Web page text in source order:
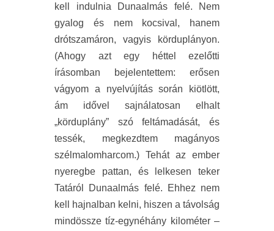
kell indulnia Dunaalmás felé. Nem
gyalog és nem kocsival, hanem
drótszamáron, vagyis körduplányon.
(Ahogy azt egy héttel ezelőtti
írásomban bejelentettem: erősen
vágyom a nyelvújítás során kiötlött,
ám idővel sajnálatosan elhalt
„körduplány” szó feltámadását, és
tessék, megkezdtem magányos
szélmalomharcom.) Tehát az ember
nyeregbe pattan, és lelkesen teker
Tatáról Dunaalmás felé. Ehhez nem
kell hajnalban kelni, hiszen a távolság
mindössze tíz-egynéhány kilométer –